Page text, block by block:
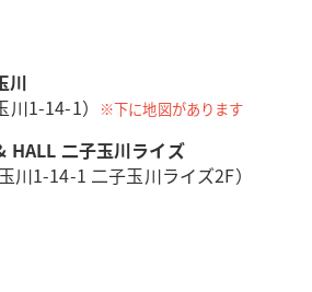
川
川1-14-1）
※下に地図があります
HALL 二子玉川ライズ
川1-14-1 二子玉川ライズ2F）